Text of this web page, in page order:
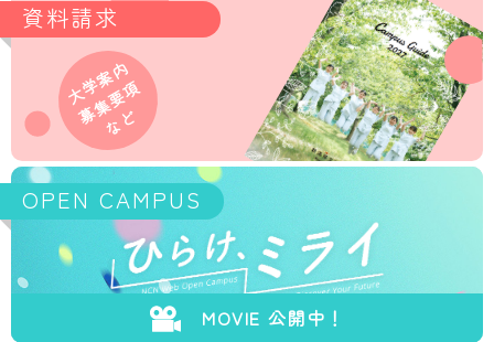
資料請求
大学案内
募集要項
など
OPEN CAMPUS
MOVIE 公開中！